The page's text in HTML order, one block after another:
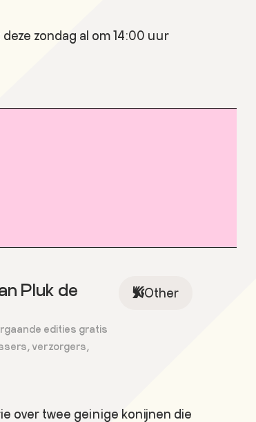
zondag al om 14:00 uur
Other
Pluk de
edities gratis
verzorgers,
over twee geinige konijnen die